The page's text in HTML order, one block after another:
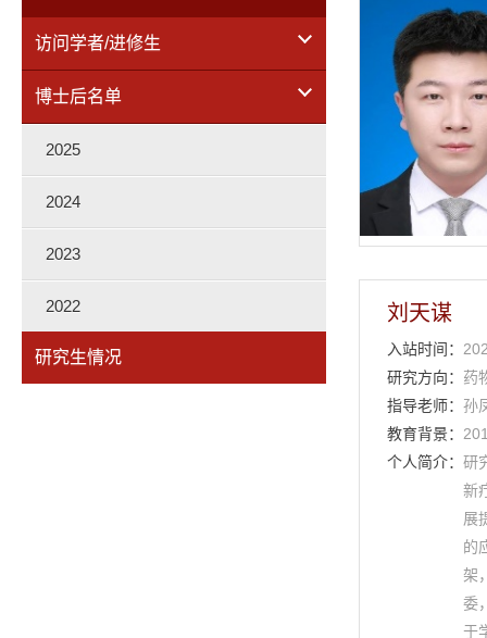
访问学者/进修生
博士后名单
2025
2024
2023
2022
研究生情况
刘天谋
入站时间：
研究方向： 药
指导老师： 孙
教育背景：
个人简介： 研
新
展
的
架
委
于